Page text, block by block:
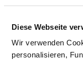
Diese Webseite
Wir verwenden
personalisieren,
Personal ohne